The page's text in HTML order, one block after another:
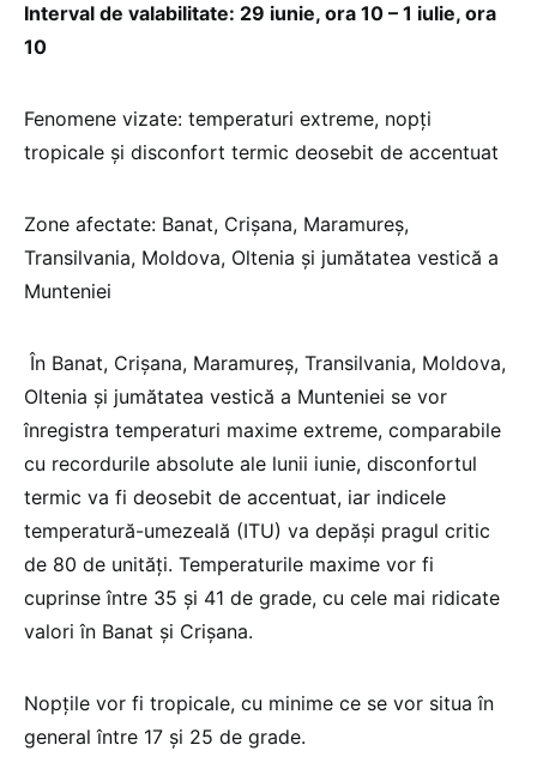
Interval de valabilitate: 29 iunie, ora 10 – 1 iulie, ora
10
Fenomene vizate: temperaturi extreme, nopți
tropicale și disconfort termic deosebit de accentuat
Zone afectate: Banat, Crișana, Maramureș,
Transilvania, Moldova, Oltenia și jumătatea vestică a
Munteniei
În Banat, Crișana, Maramureș, Transilvania, Moldova,
Oltenia și jumătatea vestică a Munteniei se vor
înregistra temperaturi maxime extreme, comparabile
cu recordurile absolute ale lunii iunie, disconfortul
termic va fi deosebit de accentuat, iar indicele
temperatură-umezeală (ITU) va depăși pragul critic
de 80 de unități. Temperaturile maxime vor fi
cuprinse între 35 și 41 de grade, cu cele mai ridicate
valori în Banat și Crișana.
Nopțile vor fi tropicale, cu minime ce se vor situa în
general între 17 și 25 de grade.